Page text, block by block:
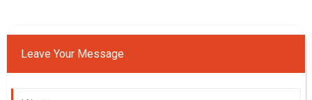
Leave Your Message